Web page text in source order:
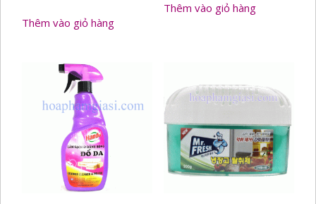
Thêm vào giỏ hàng
Thêm vào giỏ hàng